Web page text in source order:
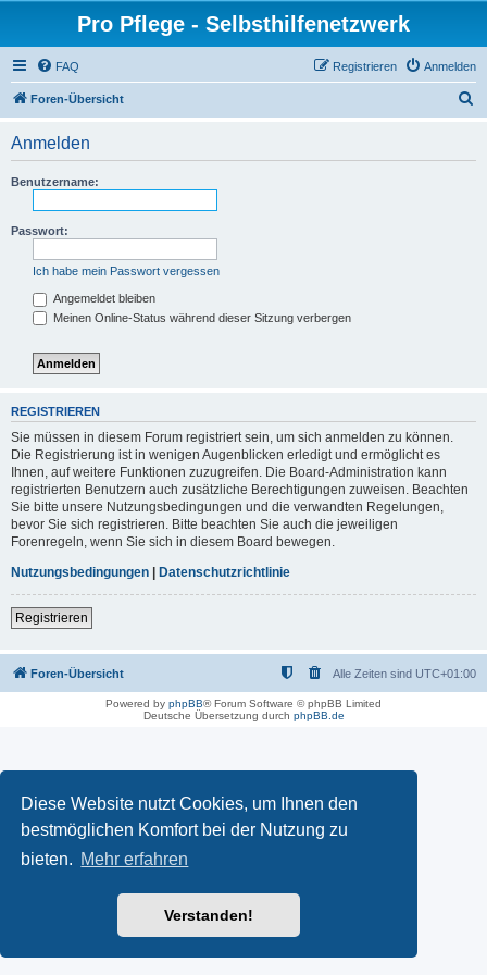
Diese Website nutzt Cookies, um Ihnen den
bestmöglichen Komfort bei der Nutzung zu
bieten. Mehr erfahren
Verstanden!
Pro Pflege - Selbsthilfenetzwerk
FAQ Anmelden
Registrieren
Foren-Übersicht
Anmelden
Benutzername:
Passwort:
Ich habe mein Passwort vergessen
Angemeldet bleiben
Meinen Online-Status während dieser Sitzung verbergen
REGISTRIEREN
Sie müssen in diesem Forum registriert sein, um sich anmelden zu können.
Die Registrierung ist in wenigen Augenblicken erledigt und ermöglicht es
Ihnen, auf weitere Funktionen zuzugreifen. Die Board-Administration kann
registrierten Benutzern auch zusätzliche Berechtigungen zuweisen. Beachten
Sie bitte unsere Nutzungsbedingungen und die verwandten Regelungen,
bevor Sie sich registrieren. Bitte beachten Sie auch die jeweiligen
Forenregeln, wenn Sie sich in diesem Board bewegen.
Nutzungsbedingungen | Datenschutzrichtlinie
Registrieren
Foren-Übersicht Alle Zeiten sind UTC+01:00
Powered by phpBB® Forum Software © phpBB Limited
Deutsche Übersetzung durch phpBB.de